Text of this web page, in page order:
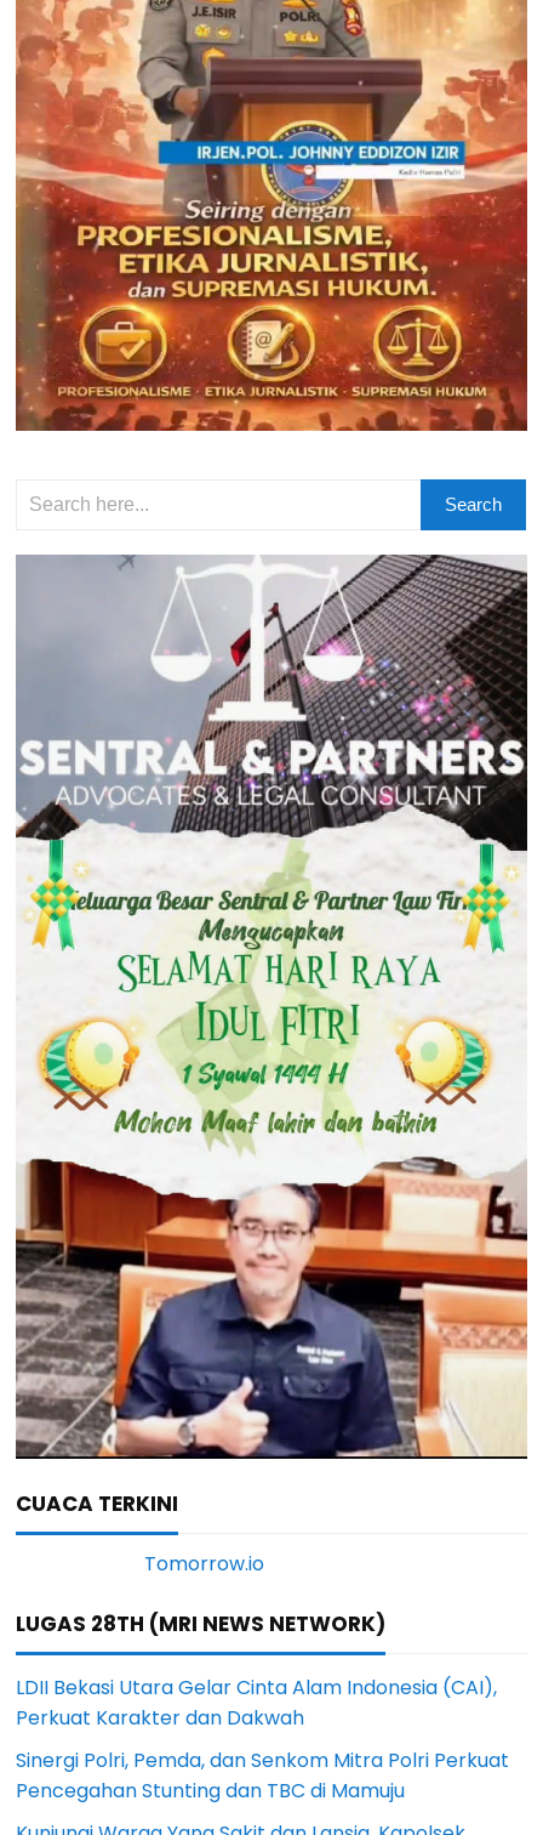
CUACA TERKINI
LUGAS 28TH (MRI NEWS NETWORK)
LDII Bekasi Utara Gelar Cinta Alam Indonesia (CAI),
Perkuat Karakter dan Dakwah
Sinergi Polri, Pemda, dan Senkom Mitra Polri Perkuat
Pencegahan Stunting dan TBC di Mamuju